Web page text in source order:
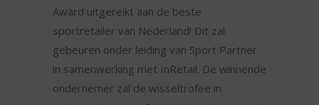
Award uitgereikt aan de beste
sportretailer van Nederland! Dit zal
gebeuren onder leiding van Sport Partner
in samenwerking met InRetail. De winnende
ondernemer zal de wisseltrofee in